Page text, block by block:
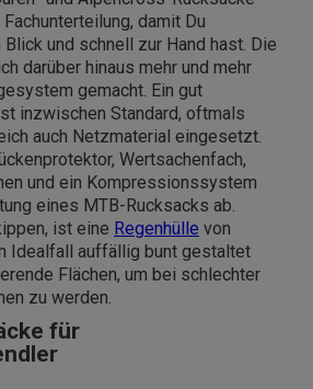
damit Du
und schnell zur Hand hast. Die
darüber hinaus mehr und mehr
gemacht. Ein gut
inzwischen Standard, oftmals
auch Netzmaterial eingesetzt.
Wertsachenfach,
und ein Kompressionssystem
eines MTB-Rucksacks ab.
ist eine Regenhülle von
Idealfall auffällig bunt gestaltet
Flächen, um bei schlechter
zu werden.
für